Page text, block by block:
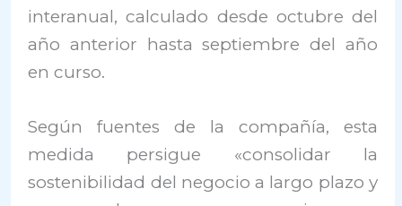
interanual, calculado desde octubre del
año anterior hasta septiembre del año
en curso.
Según fuentes de la compañía, esta
medida persigue «consolidar la
sostenibilidad del negocio a largo plazo y